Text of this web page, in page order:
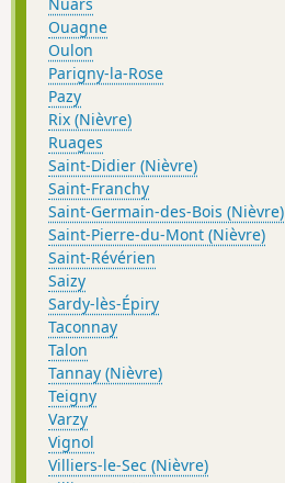
Ouagne
Oulon
Parigny-la-Rose
Pazy
Rix (Nièvre)
Ruages
Saint-Didier (Nièvre)
Saint-Franchy
Saint-Germain-des-Bois (Nièvre)
Saint-Pierre-du-Mont (Nièvre)
Saint-Révérien
Saizy
Sardy-lès-Épiry
Taconnay
Talon
Tannay (Nièvre)
Teigny
Varzy
Vignol
Villiers-le-Sec (Nièvre)